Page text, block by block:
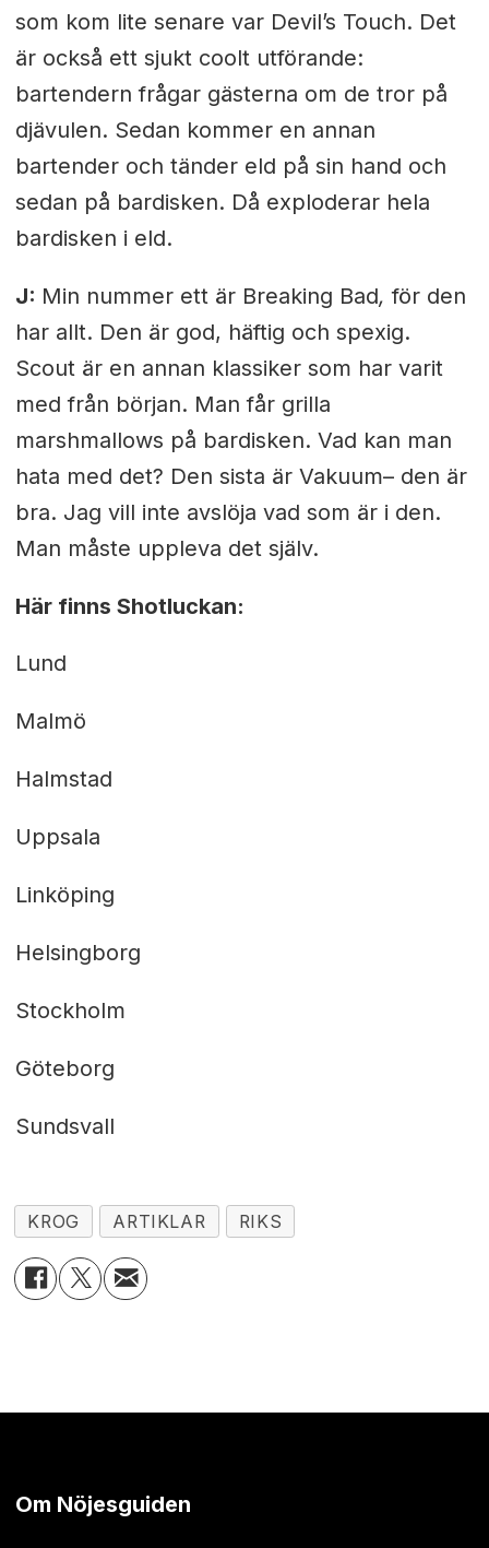
som kom lite senare var Devil’s Touch. Det
är också ett sjukt coolt utförande:
bartendern frågar gästerna om de tror på
djävulen. Sedan kommer en annan
bartender och tänder eld på sin hand och
sedan på bardisken. Då exploderar hela
bardisken i eld.
J: Min nummer ett är Breaking Bad, för den
har allt. Den är god, häftig och spexig.
Scout är en annan klassiker som har varit
med från början. Man får grilla
marshmallows på bardisken. Vad kan man
hata med det? Den sista är Vakuum– den är
bra. Jag vill inte avslöja vad som är i den.
Man måste uppleva det själv.
Här finns Shotluckan:
Lund
Malmö
Halmstad
Uppsala
Linköping
Helsingborg
Stockholm
Göteborg
Sundsvall
KROG ARTIKLAR RIKS
Om Nöjesguiden